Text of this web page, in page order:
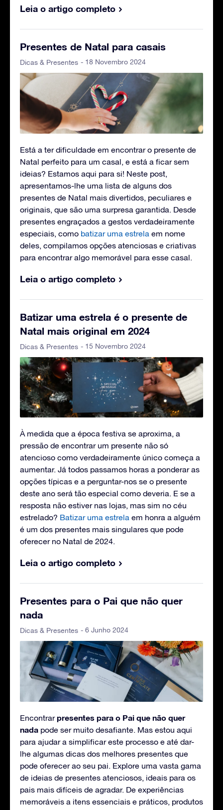
Leia o artigo completo
Presentes de Natal para casais
Dicas & Presentes - 18 Novembro 2024
Está a ter dificuldade em encontrar o presente de
Natal perfeito para um casal, e está a ficar sem
ideias? Estamos aqui para si! Neste post,
apresentamos-lhe uma lista de alguns dos
presentes de Natal mais divertidos, peculiares e
originais, que são uma surpresa garantida. Desde
presentes engraçados a gestos verdadeiramente
especiais, como batizar uma estrela em nome
deles, compilamos opções atenciosas e criativas
para encontrar algo memorável para esse casal.
Leia o artigo completo
Batizar uma estrela é o presente de
Natal mais original em 2024
Dicas & Presentes - 15 Novembro 2024
À medida que a época festiva se aproxima, a
pressão de encontrar um presente não só
atencioso como verdadeiramente único começa a
aumentar. Já todos passamos horas a ponderar as
opções típicas e a perguntar-nos se o presente
deste ano será tão especial como deveria. E se a
resposta não estiver nas lojas, mas sim no céu
estrelado? Batizar uma estrela em honra a alguém
é um dos presentes mais singulares que pode
oferecer no Natal de 2024.
Leia o artigo completo
Presentes para o Pai que não quer
nada
Dicas & Presentes - 6 Junho 2024
Encontrarpresentes para o Pai que não quer
nada pode ser muito desafiante. Mas estou aqui
para ajudar a simplificar este processo e até dar-
lhe algumas dicas dos melhores presentes que
pode oferecer ao seu pai. Explore uma vasta gama
de ideias de presentes atenciosos, ideais para os
pais mais difíceis de agradar. De experiências
memoráveis a itens essenciais e práticos, produtos